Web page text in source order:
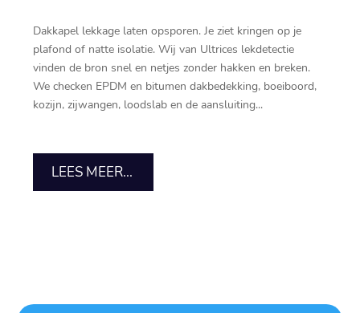
Dakkapel lekkage laten opsporen.​ Je ziet kringen op je
plafond of natte isolatie.​ Wij van Ultrices lekdetectie
vinden de bron snel en netjes zonder hakken en breken.​
We checken EPDM en bitumen dakbedekking, boeiboord,
kozijn, zijwangen, loodslab en de aansluiting...
LEES MEER...